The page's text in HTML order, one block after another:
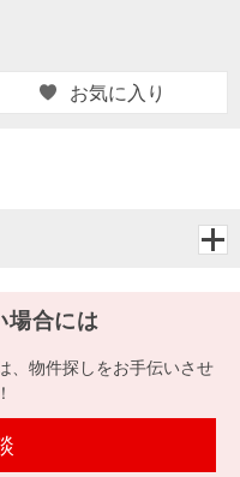
お気に入り
場合には
、物件探しをお手伝いさせ